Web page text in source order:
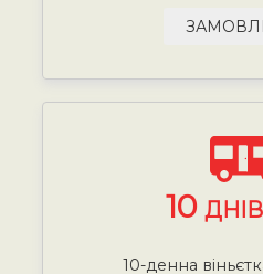
10 ДНІВ
10-денна